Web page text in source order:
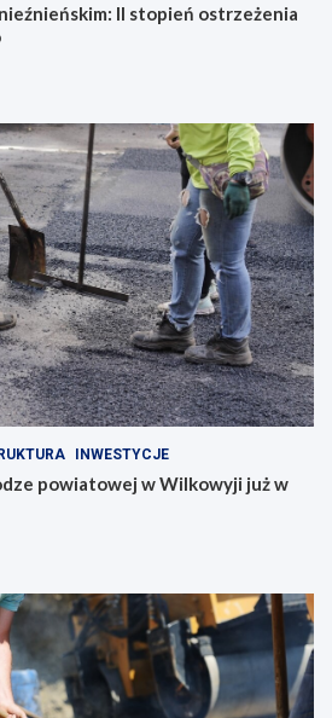
II stopień ostrzeżenia
INWESTYCJE
powiatowej w Wilkowyji już w